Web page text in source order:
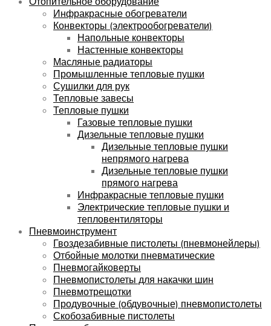
Инфракрасные обогреватели
Конвекторы (электрообогреватели)
Напольные конвекторы
Настенные конвекторы
Масляные радиаторы
Промышленные тепловые пушки
Сушилки для рук
Тепловые завесы
Тепловые пушки
Газовые тепловые пушки
Дизельные тепловые пушки
Дизельные тепловые пушки
непрямого нагрева
Дизельные тепловые пушки
прямого нагрева
Инфракрасные тепловые пушки
Электрические тепловые пушки и
тепловентиляторы
Пневмоинструмент
Гвоздезабивные пистолеты (пневмонейлеры)
Отбойные молотки пневматические
Пневмогайковерты
Пневмопистолеты для накачки шин
Пневмотрещотки
Продувочные (обдувочные) пневмопистолеты
Скобозабивные пистолеты